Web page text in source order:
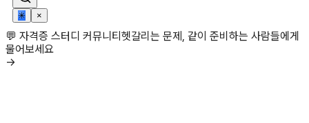
✳ ×
💬 자격증 스터디 커뮤니티헷갈리는 문제, 같이 준비하는 사람들에게
물어보세요
→